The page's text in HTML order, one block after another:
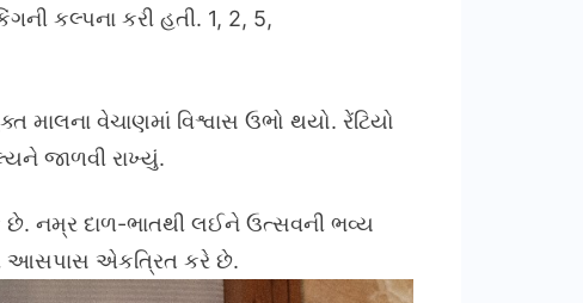
કલ્પના કરી હતી. 1, 2, 5,
વેચાણમાં વિશ્વાસ ઉભો થયો. રેંટિયો
જાળવી રાખ્યું.
છે. નમ્ર દાળ-ભાતથી લઈને ઉત્સવની ભવ્ય
આસપાસ એકત્રિત કરે છે.